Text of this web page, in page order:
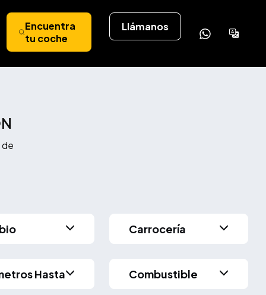
Encuentra
tu coche
Llámanos
de
Carrocería
Hasta Combustible